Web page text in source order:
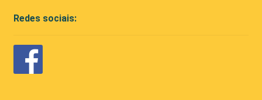
Redes sociais: